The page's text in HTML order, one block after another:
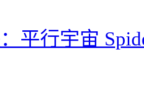
平行宇宙